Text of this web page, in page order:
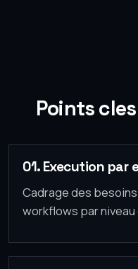
Points
01. Execution par
Cadrage des
workflows par